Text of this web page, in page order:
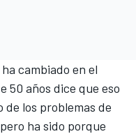
cambiado en el
50 años dice que eso
los problemas de
ha sido porque